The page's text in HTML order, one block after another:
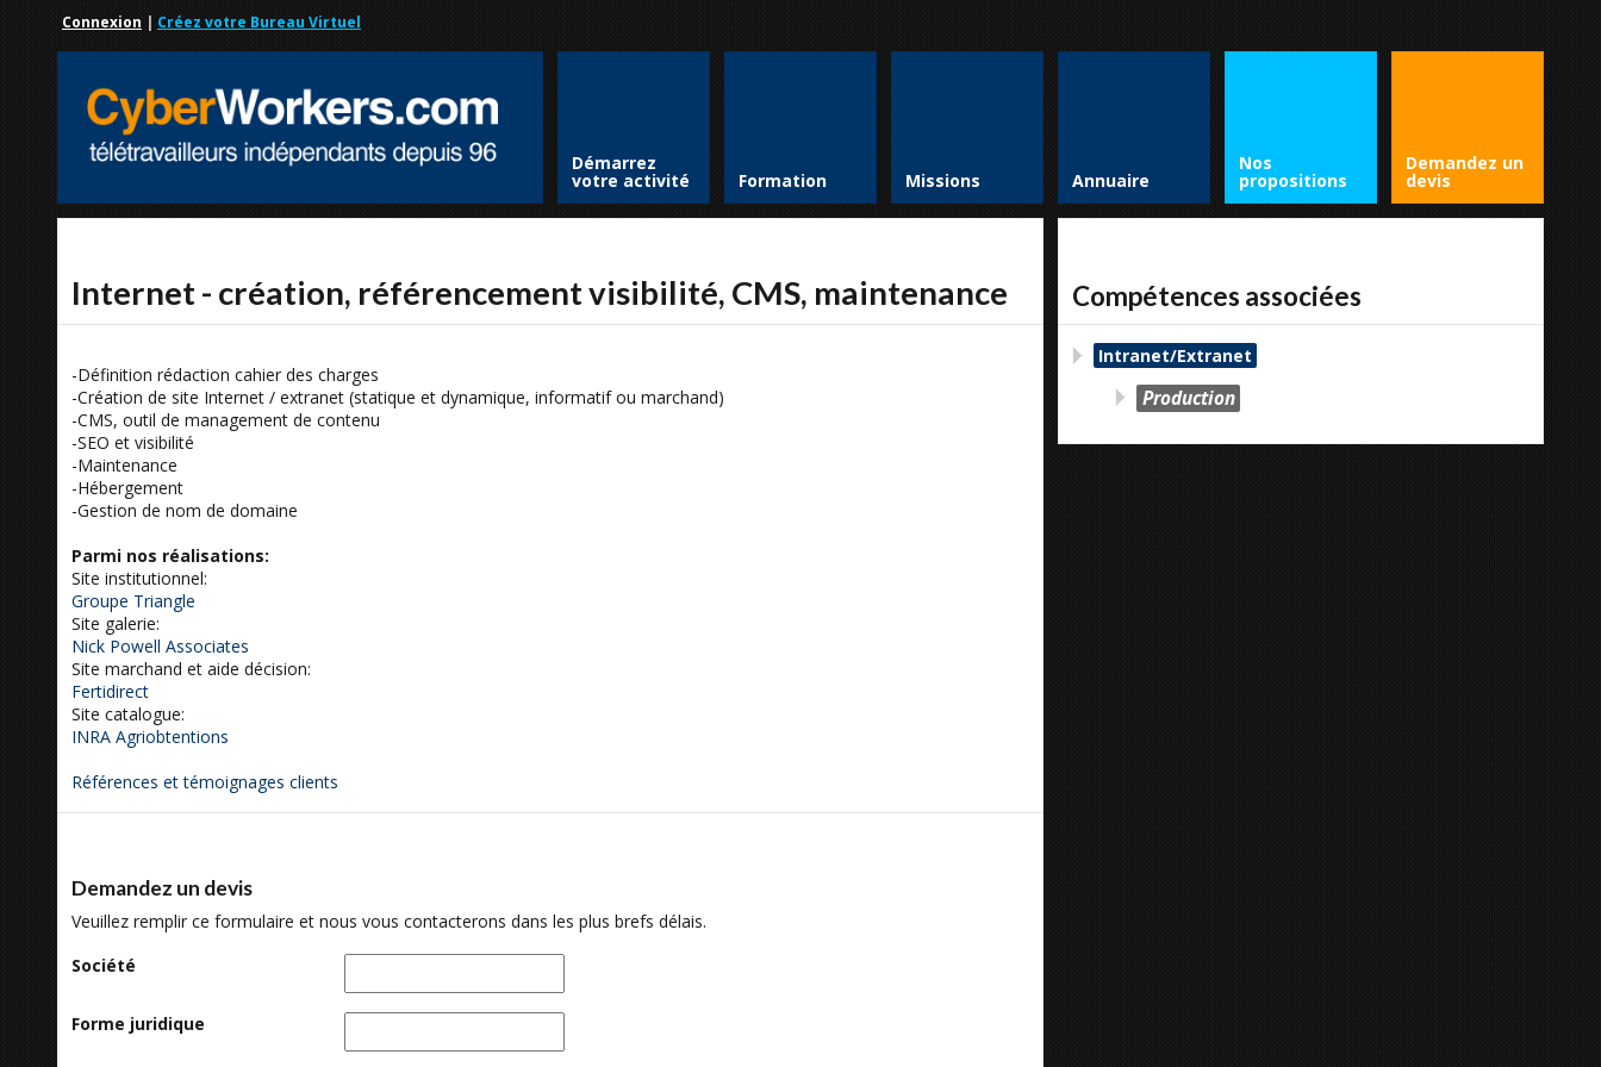
Connexion | Créez votre Bureau Virtuel
Démarrez
votre activité Formation Missions Annuaire
Nos
propositions
Demandez un
devis
Internet - création, référencement visibilité, CMS, maintenance
-Définition rédaction cahier des charges
-Création de site Internet / extranet (statique et dynamique, informatif ou marchand)
-CMS, outil de management de contenu
-SEO et visibilité
-Maintenance
-Hébergement
-Gestion de nom de domaine
Parmi nos réalisations:
Site institutionnel:
Groupe Triangle
Site galerie:
Nick Powell Associates
Site marchand et aide décision:
Fertidirect
Site catalogue:
INRA Agriobtentions
Références et témoignages clients
Demandez un devis
Veuillez remplir ce formulaire et nous vous contacterons dans les plus brefs délais.
Société
Forme juridique
Compétences associées
Intranet/Extranet
Production